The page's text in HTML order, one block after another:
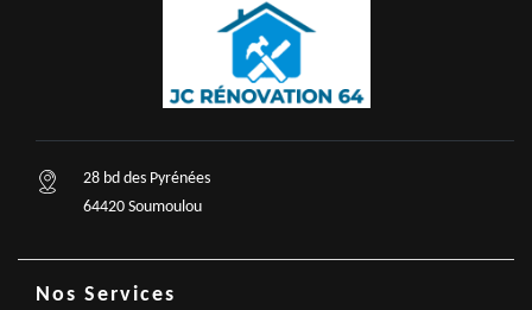
28 bd des Pyrénées
64420 Soumoulou
Nos Services